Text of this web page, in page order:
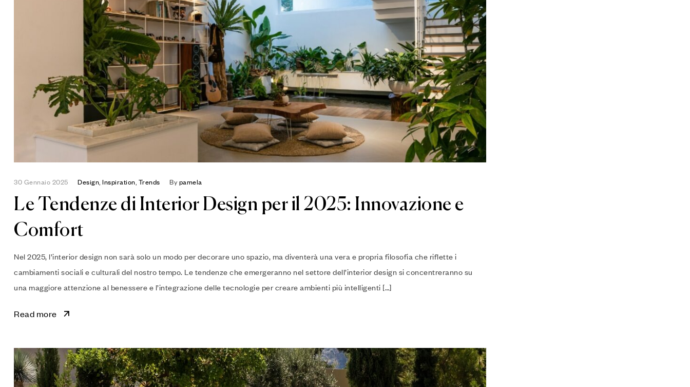
30 Gennaio 2025 Design Inspiration Trends Bypamela
Le Tendenze di Interior Design per il 2025: Innovazione e
Comfort
Nel 2025, l’interior design non sarà solo un modo per decorare uno spazio, ma diventerà una vera e propria filosofia che riflette i
cambiamenti sociali e culturali del nostro tempo. Le tendenze che emergeranno nel settore dell’interior design si concentreranno su
una maggiore attenzione al benessere e l’integrazione delle tecnologie per creare ambienti più intelligenti […]
Read more